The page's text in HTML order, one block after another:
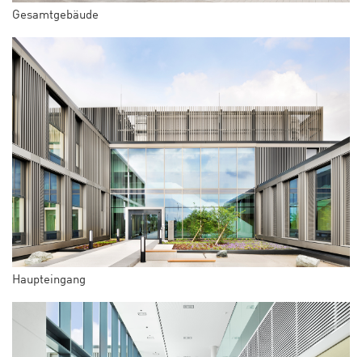
Gesamtgebäude
Haupteingang